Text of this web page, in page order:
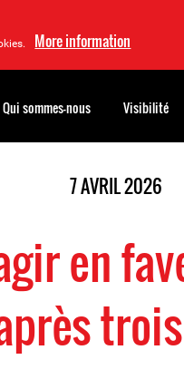
More information
7 AVRIL 2026
en
Qui sommes-nous Visibilité